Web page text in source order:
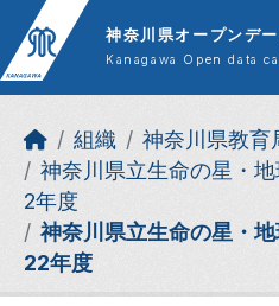
Skip to main content
神奈川県オープンデ
Kanagawa Open data
組織
神奈川県教育
神奈川県立生命の星・
2年度
神奈川県立生命の星・
22年度